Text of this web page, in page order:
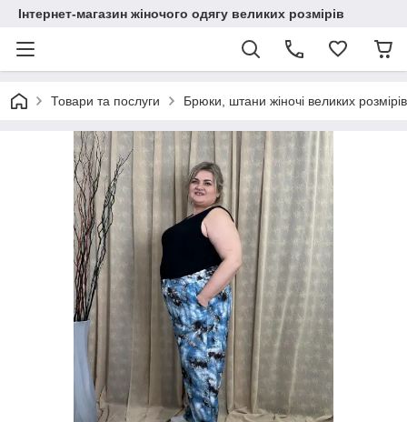
Інтернет-магазин жіночого одягу великих розмірів
Товари та послуги Брюки, штани жіночі великих розмірів